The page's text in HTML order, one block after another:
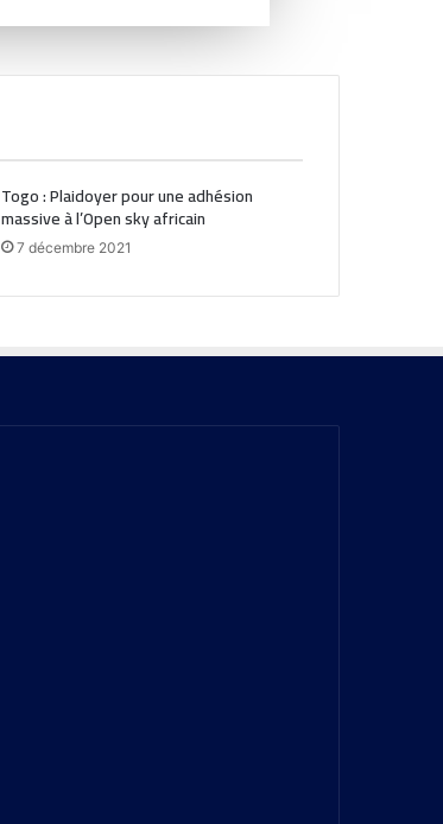
Togo : Plaidoyer pour une adhésion
massive à l’Open sky africain
7 décembre 2021